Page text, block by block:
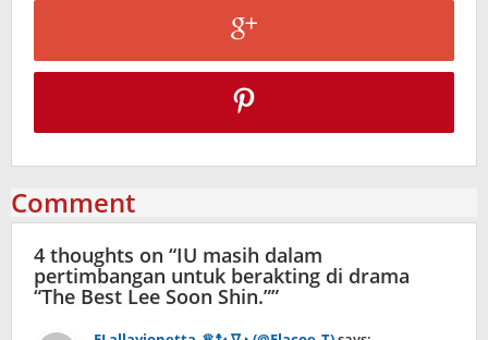
Comment
4 thoughts on “IU masih dalam
pertimbangan untuk berakting di drama
“The Best Lee Soon Shin.””